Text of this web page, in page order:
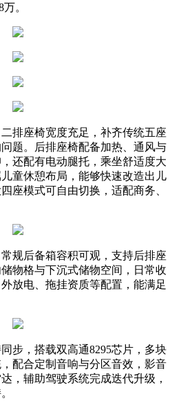
。
排座椅宽度充足，补齐传统五座
题。后排座椅配备加热、通风与
还配有电动腿托，乘坐舒适度大
童休憩布局，能够快速改造出儿
座模式可自由切换，适配商务、
规后备箱容积可观，支持后排座
物格与下沉式储物空间，日常收
放电、拖挂资质等配置，能满足
步，搭载双高通8295芯片，多块
配合定制音响与分区音效，影音
，辅助驾驶系统完成迭代升级，